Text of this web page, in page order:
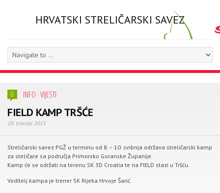
HRVATSKI STRELIČARSKI SAVEZ
0 INFO ·VIJESTI
FIELD KAMP TRŠĆE
29. travnja 2015
Streličarski savez PGŽ u terminu od 8. – 10. svibnja održava streličarski kamp
za steličare sa područja Primorsko Goranske Županije.
Kamp će se održati na terenu SK 3D Croatia te na FIELD stazi u Tršću.
Voditelj kampa je trener SK Rijeka Hrvoje Šarić.